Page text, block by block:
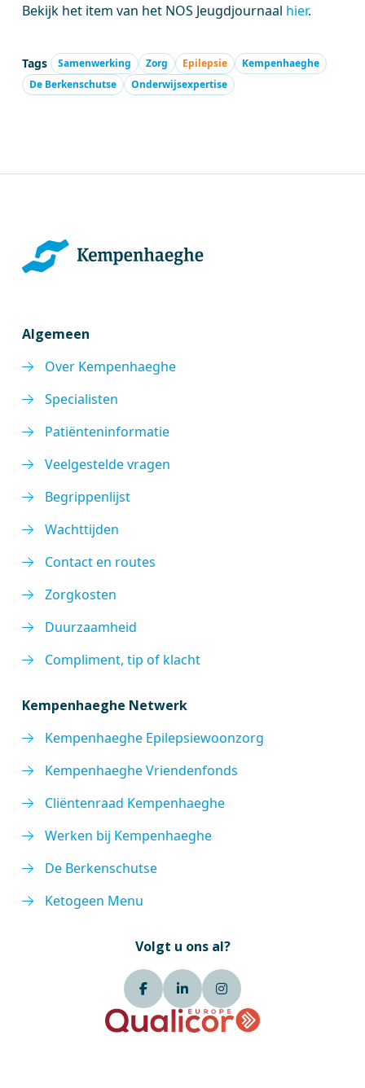
Bekijk het item van het NOS Jeugdjournaal hier.
Tags Samenwerking Zorg Epilepsie
Kempenhaeghe
De Berkenschutse
Onderwijsexpertise
Algemeen
Over Kempenhaeghe
Specialisten
Patiënteninformatie
Veelgestelde vragen
Begrippenlijst
Wachttijden
Contact en routes
Zorgkosten
Duurzaamheid
Compliment, tip of klacht
Kempenhaeghe Netwerk
Kempenhaeghe Epilepsiewoonzorg
Kempenhaeghe Vriendenfonds
Cliëntenraad Kempenhaeghe
Werken bij Kempenhaeghe
De Berkenschutse
Ketogeen Menu
Volgt u ons al?